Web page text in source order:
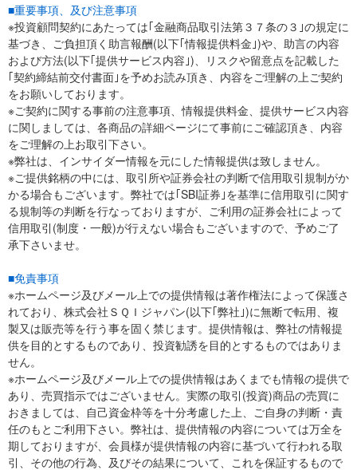
■重要事項、及び注意事項
※投資顧問契約にあたっては｢金融商品取引法第３７条の３｣の規定に
基づき、ご負担頂く助言報酬(以下｢情報提供料金｣)や、助言の内容
および方法(以下｢提供サービス内容｣)、リスクや留意点を記載した
｢契約締結前交付書面｣を予めお読み頂き、内容をご理解の上ご契約
をお願いしております。
※ご契約に関する事前の注意事項、情報提供料金、提供サービス内容
に関しましては、各商品の詳細ページにて事前にご確認頂き、内容
をご理解の上お取引下さい。
※弊社は、インサイダー情報を元にした情報提供は致しません。
※ご提供銘柄の中には、取引所や証券会社の判断で信用取引規制がか
かる場合もございます。弊社では｢SBI証券｣を基準に信用取引に関す
る規制等の判断を行なっておりますが、ご利用の証券会社によって
信用取引(制度・一般)が行えない場合もございますので、予めご了
承下さいませ。
■免責事項
※ホームページ及びメール上での提供情報は著作権法によって保護さ
れており、株式会社ＳＱＩジャパン(以下｢弊社｣)に無断で転用、複
製又は販売等を行う事を固く禁じます。提供情報は、弊社の情報提
供を目的とするものであり、投資勧誘を目的とするものではありま
せん。
※ホームページ及びメール上での提供情報はあくまでも情報の提供で
あり、売買指示ではございません。実際の取引(投資)商品の売買に
おきましては、自己資金枠等を十分考慮した上、ご自身の判断・責
任のもとご利用下さい。弊社は、提供情報の内容については万全を
期しておりますが、会員様が提供情報の内容に基づいて行われる取
引、その他の行為、及びその結果について、これを保証するもので